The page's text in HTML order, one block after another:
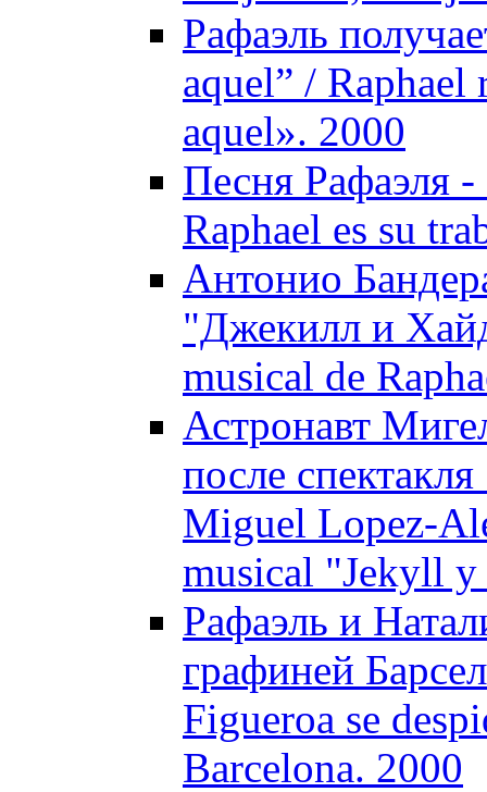
Рафаэль
aquel” /
aquel». 2000
Песня Рафаэля -
Raphael es su
Антонио
"Джекилл и
musical de
Астронавт
после
Miguel Lopez-
musical "Jekyll
Рафаэль и
графиней
Figueroa se
Barcelona. 2000